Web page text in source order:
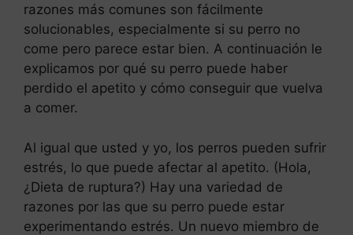
razones más comunes son fácilmente
solucionables, especialmente si su perro no
come pero parece estar bien. A continuación le
explicamos por qué su perro puede haber
perdido el apetito y cómo conseguir que vuelva
a comer.
Al igual que usted y yo, los perros pueden sufrir
estrés, lo que puede afectar al apetito. (Hola,
¿Dieta de ruptura?) Hay una variedad de
razones por las que su perro puede estar
experimentando estrés. Un nuevo miembro de